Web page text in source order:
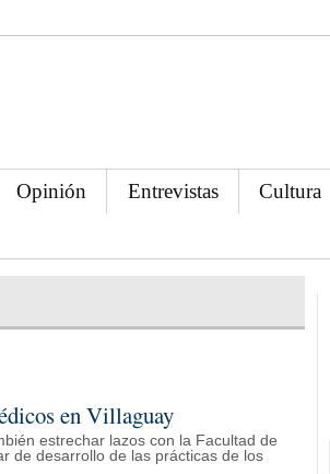
Opinión Entrevistas Cultura
en Villaguay
estrechar lazos con la Facultad de
de desarrollo de las prácticas de los